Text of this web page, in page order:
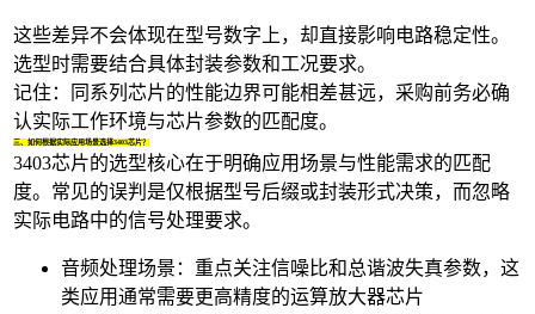
这些差异不会体现在型号数字上，却直接影响电路稳定性。
选型时需要结合具体封装参数和工况要求。
记住：同系列芯片的性能边界可能相差甚远，采购前务必确
认实际工作环境与芯片参数的匹配度。
三、如何根据实际应用场景选择3403芯片？
3403芯片的选型核心在于明确应用场景与性能需求的匹配
度。常见的误判是仅根据型号后缀或封装形式决策，而忽略
实际电路中的信号处理要求。
音频处理场景：重点关注信噪比和总谐波失真参数，这
类应用通常需要更高精度的运算放大器芯片